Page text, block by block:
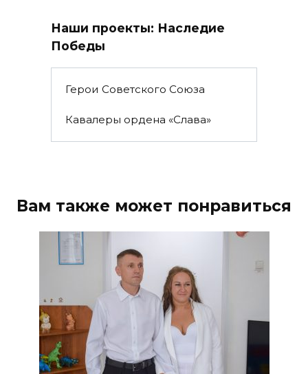
Наши проекты: Наследие
Победы
Герои Советского Союза
Кавалеры ордена «Слава»
Вам также может понравиться